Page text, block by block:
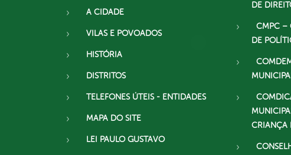
A CIDADE
VILAS E POVOADOS
HISTÓRIA
DISTRITOS
TELEFONES ÚTEIS - ENTIDADES
MAPA DO SITE
LEI PAULO GUSTAVO
DE
CMPC –
DE
CRIANÇA